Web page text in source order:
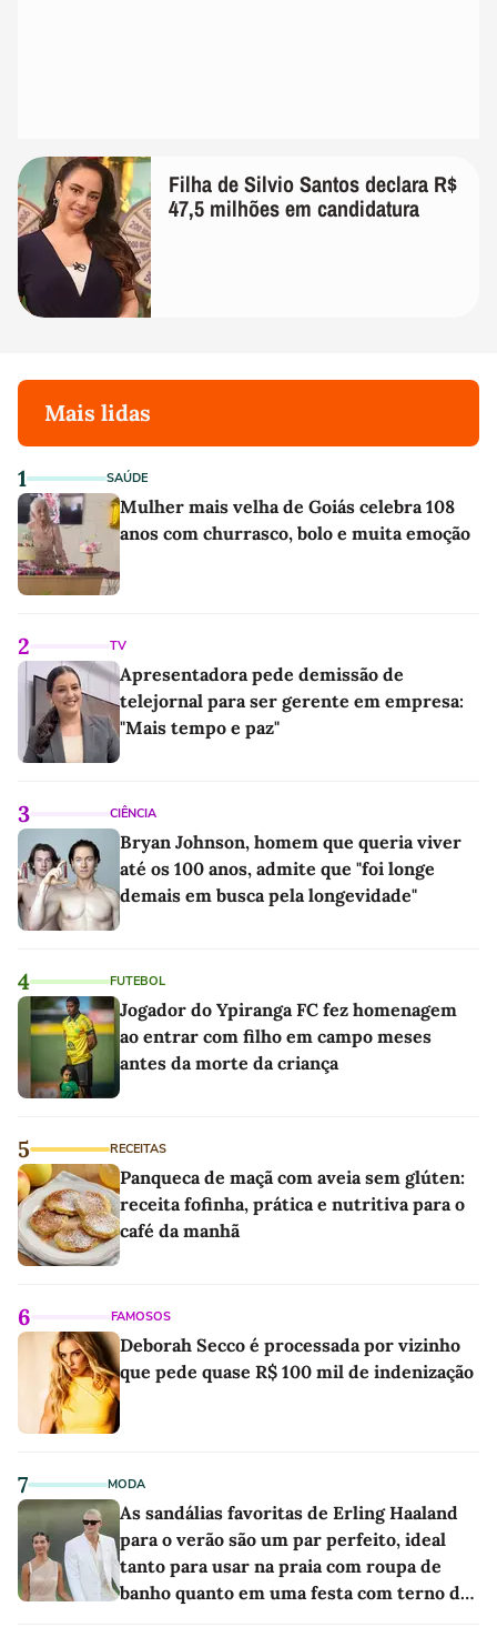
Filha de Silvio Santos declara R$
47,5 milhões em candidatura
Mais lidas
1 SAÚDE
Mulher mais velha de Goiás celebra 108
anos com churrasco, bolo e muita emoção
2 TV
Apresentadora pede demissão de
telejornal para ser gerente em empresa:
"Mais tempo e paz"
3 CIÊNCIA
Bryan Johnson, homem que queria viver
até os 100 anos, admite que "foi longe
demais em busca pela longevidade"
4 FUTEBOL
Jogador do Ypiranga FC fez homenagem
ao entrar com filho em campo meses
antes da morte da criança
5 RECEITAS
Panqueca de maçã com aveia sem glúten:
receita fofinha, prática e nutritiva para o
café da manhã
6 FAMOSOS
Deborah Secco é processada por vizinho
que pede quase R$ 100 mil de indenização
7 MODA
As sandálias favoritas de Erling Haaland
para o verão são um par perfeito, ideal
tanto para usar na praia com roupa de
banho quanto em uma festa com terno de